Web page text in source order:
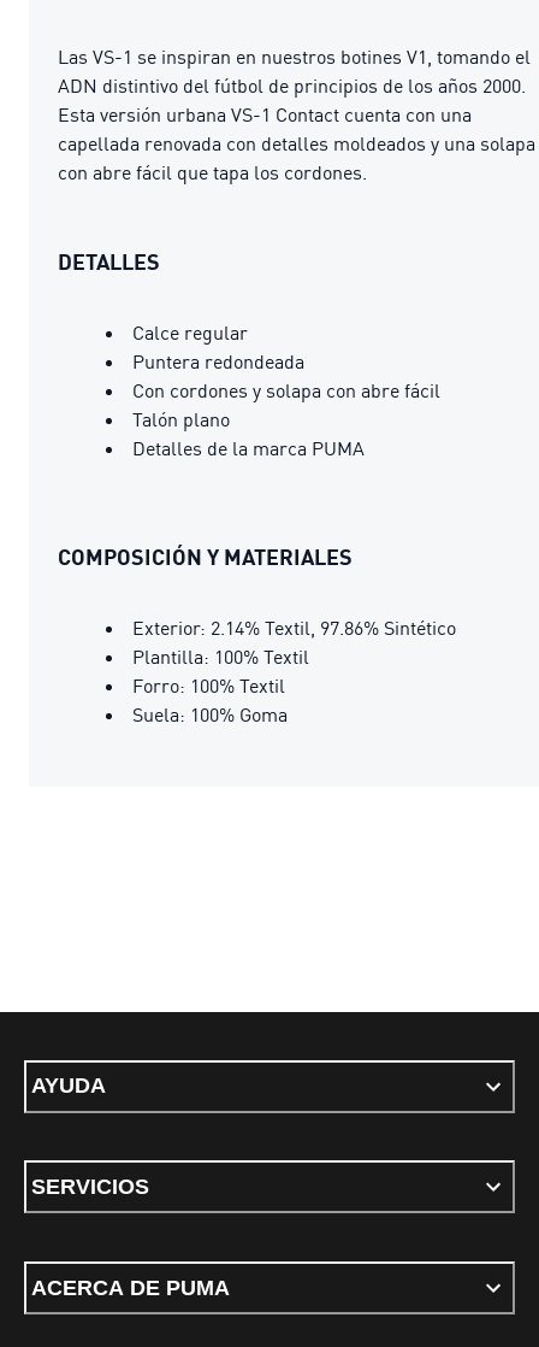
Las VS-1 se inspiran en nuestros botines V1, tomando el
ADN distintivo del fútbol de principios de los años 2000.
Esta versión urbana VS-1 Contact cuenta con una
capellada renovada con detalles moldeados y una solapa
con abre fácil que tapa los cordones.
DETALLES
Calce regular
Puntera redondeada
Con cordones y solapa con abre fácil
Talón plano
Detalles de la marca PUMA
COMPOSICIÓN Y MATERIALES
Exterior: 2.14% Textil, 97.86% Sintético
Plantilla: 100% Textil
Forro: 100% Textil
Suela: 100% Goma
AYUDA
SERVICIOS
ACERCA DE PUMA